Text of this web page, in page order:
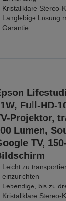
Kristallklare Stereo-
Langlebige Lösung
Garantie
Full-HD-
Projektor,
Lumen,
TV,
Leicht zu
einzurichten
Lebendige, bis zu
Kristallklare Stereo-